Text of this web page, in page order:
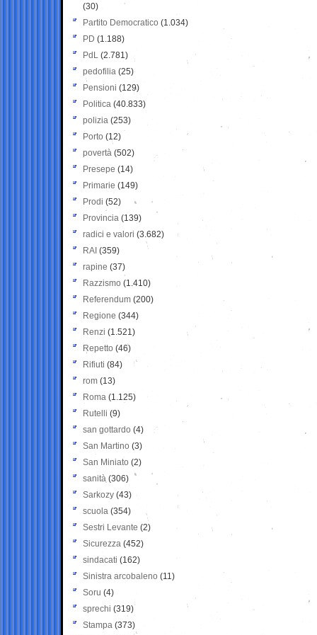
(30)
Partito Democratico (1.034)
PD (1.188)
PdL (2.781)
pedofilia (25)
Pensioni (129)
Politica (40.833)
polizia (253)
Porto (12)
povertà (502)
Presepe (14)
Primarie (149)
Prodi (52)
Provincia (139)
radici e valori (3.682)
RAI (359)
rapine (37)
Razzismo (1.410)
Referendum (200)
Regione (344)
Renzi (1.521)
Repetto (46)
Rifiuti (84)
rom (13)
Roma (1.125)
Rutelli (9)
san gottardo (4)
San Martino (3)
San Miniato (2)
sanità (306)
Sarkozy (43)
scuola (354)
Sestri Levante (2)
Sicurezza (452)
sindacati (162)
Sinistra arcobaleno (11)
Soru (4)
sprechi (319)
Stampa (373)